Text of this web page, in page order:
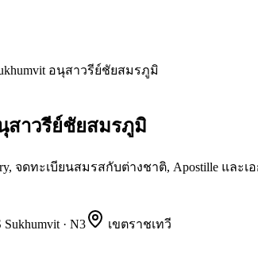
อนุสาวรีย์ชัยสมรภูมิ
สาวรีย์ชัยสมรภูมิ
จดทะเบียนสมรสกับต่างชาติ, Apostille แ
Sukhumvit · N3 เขตราชเทวี